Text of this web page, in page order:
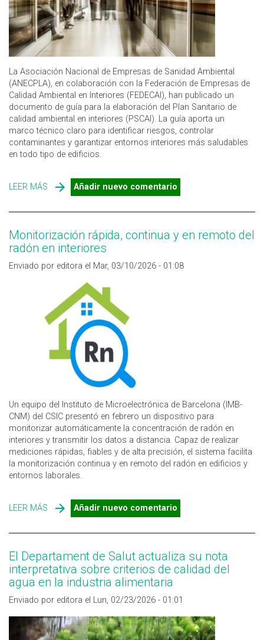
La Asociación Nacional de Empresas de Sanidad Ambiental
(ANECPLA), en colaboración con la Federación de Empresas de
Calidad Ambiental en Interiores (FEDECAI), han publicado un
documento de guía para la elaboración del Plan Sanitario de
calidad ambiental en interiores (PSCAI). La guía aporta un
marco técnico claro para identificar riesgos, controlar
contaminantes y garantizar entornos interiores más saludables
en todo tipo de edificios.
LEER MÁS SOBRE GUÍA PARA LA ELABORACIÓN DEL PLAN
SANITARIO DE CALIDAD AMBIENTAL EN INTERIORES
Añadir nuevo comentario
Monitorización rápida, continua y en remoto del
radón en interiores
Enviado por editora el Mar, 03/10/2026 - 01:08
Un equipo del Instituto de Microelectrónica de Barcelona (IMB-
CNM) del CSIC presentó en febrero un dispositivo para
monitorizar automáticamente la concentración de radón en
interiores y transmitir los datos a distancia. Capaz de realizar
mediciones rápidas, fiables y de alta precisión, el sistema facilita
la monitorización continua y en remoto del radón en edificios y
entornos laborales.
LEER MÁS SOBRE MONITORIZACIÓN RÁPIDA, CONTINUA Y EN
REMOTO DEL RADÓN EN INTERIORES
Añadir nuevo comentario
El Departament de Salut actualiza su nota
interpretativa sobre criterios de calidad del
agua en la industria alimentaria
Enviado por editora el Lun, 02/23/2026 - 01:01